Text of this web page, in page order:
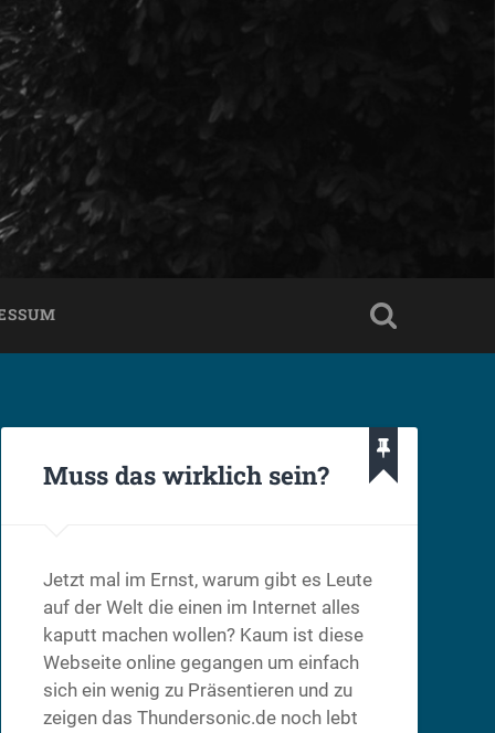
Muss das wirklich sein?
Jetzt mal im Ernst, warum gibt es Leute
auf der Welt die einen im Internet alles
kaputt machen wollen? Kaum ist diese
Webseite online gegangen um einfach
sich ein wenig zu Präsentieren und zu
zeigen das Thundersonic.de noch lebt